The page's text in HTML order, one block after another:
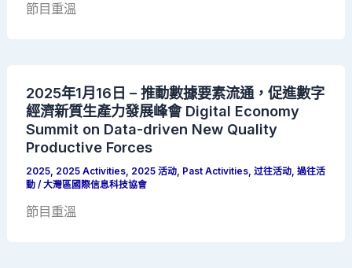
節目重溫
2025年1月16日 – 推動數據要素流通，促進數字
經濟新質生產力發展峰會 Digital Economy
Summit on Data-driven New Quality
Productive Forces
2025, 2025 Activities, 2025 活动, Past Activities,过往活动,過往活
動 /大灣區國際信息科技協會
節目重溫